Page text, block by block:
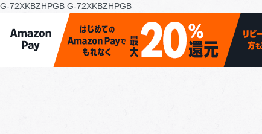
G-72XKBZHPGB G-72XKBZHPGB